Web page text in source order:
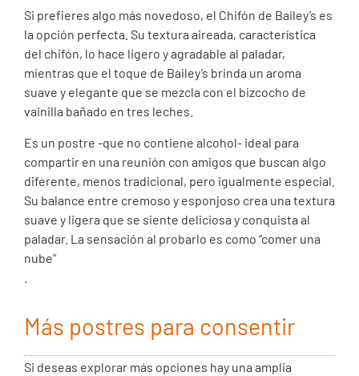
Si prefieres algo más novedoso, el Chifón de Bailey’s es
la opción perfecta. Su textura aireada, característica
del chifón, lo hace ligero y agradable al paladar,
mientras que el toque de Bailey’s brinda un aroma
suave y elegante que se mezcla con el bizcocho de
vainilla bañado en tres leches.
Es un postre -que no contiene alcohol- ideal para
compartir en una reunión con amigos que buscan algo
diferente, menos tradicional, pero igualmente especial.
Su balance entre cremoso y esponjoso crea una textura
suave y ligera que se siente deliciosa y conquista al
paladar. La sensación al probarlo es como “comer una
nube”
Más postres para consentir
Si deseas explorar más opciones hay una amplia